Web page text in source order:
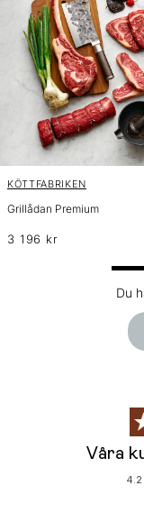
KÖTTFABRIKEN
Grillådan Premium
3 196 kr
Du
Våra
4.2